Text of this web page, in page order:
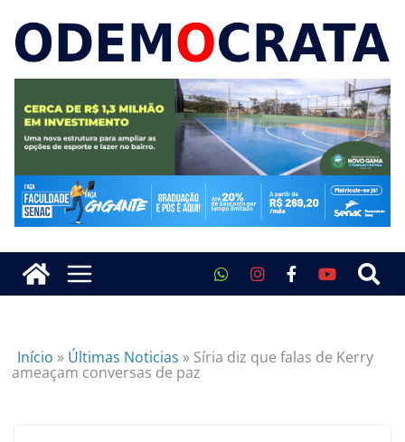
Início » Últimas Noticias » Síria diz que falas de Kerry
ameaçam conversas de paz